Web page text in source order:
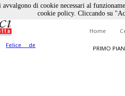
Felice de
Home
PRIMO
di cookie necessari al
cookie policy. Cliccando su